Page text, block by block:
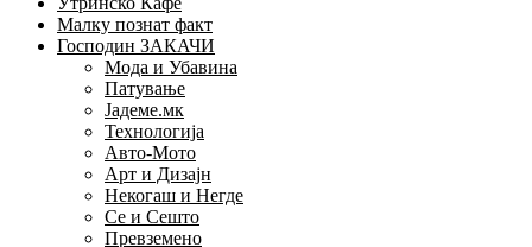
Малку познат факт
Господин ЗАКАЧИ
Мода и Убавина
Патување
Јадеме.мк
Технологија
Авто-Мото
Арт и Дизајн
Некогаш и Негде
Се и Сешто
Превземено